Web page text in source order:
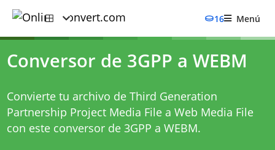
16 Menú
Conversor de 3GPP a WEBM
Convierte tu archivo de Third Generation
Partnership Project Media File a Web Media File
con este conversor de 3GPP a WEBM.